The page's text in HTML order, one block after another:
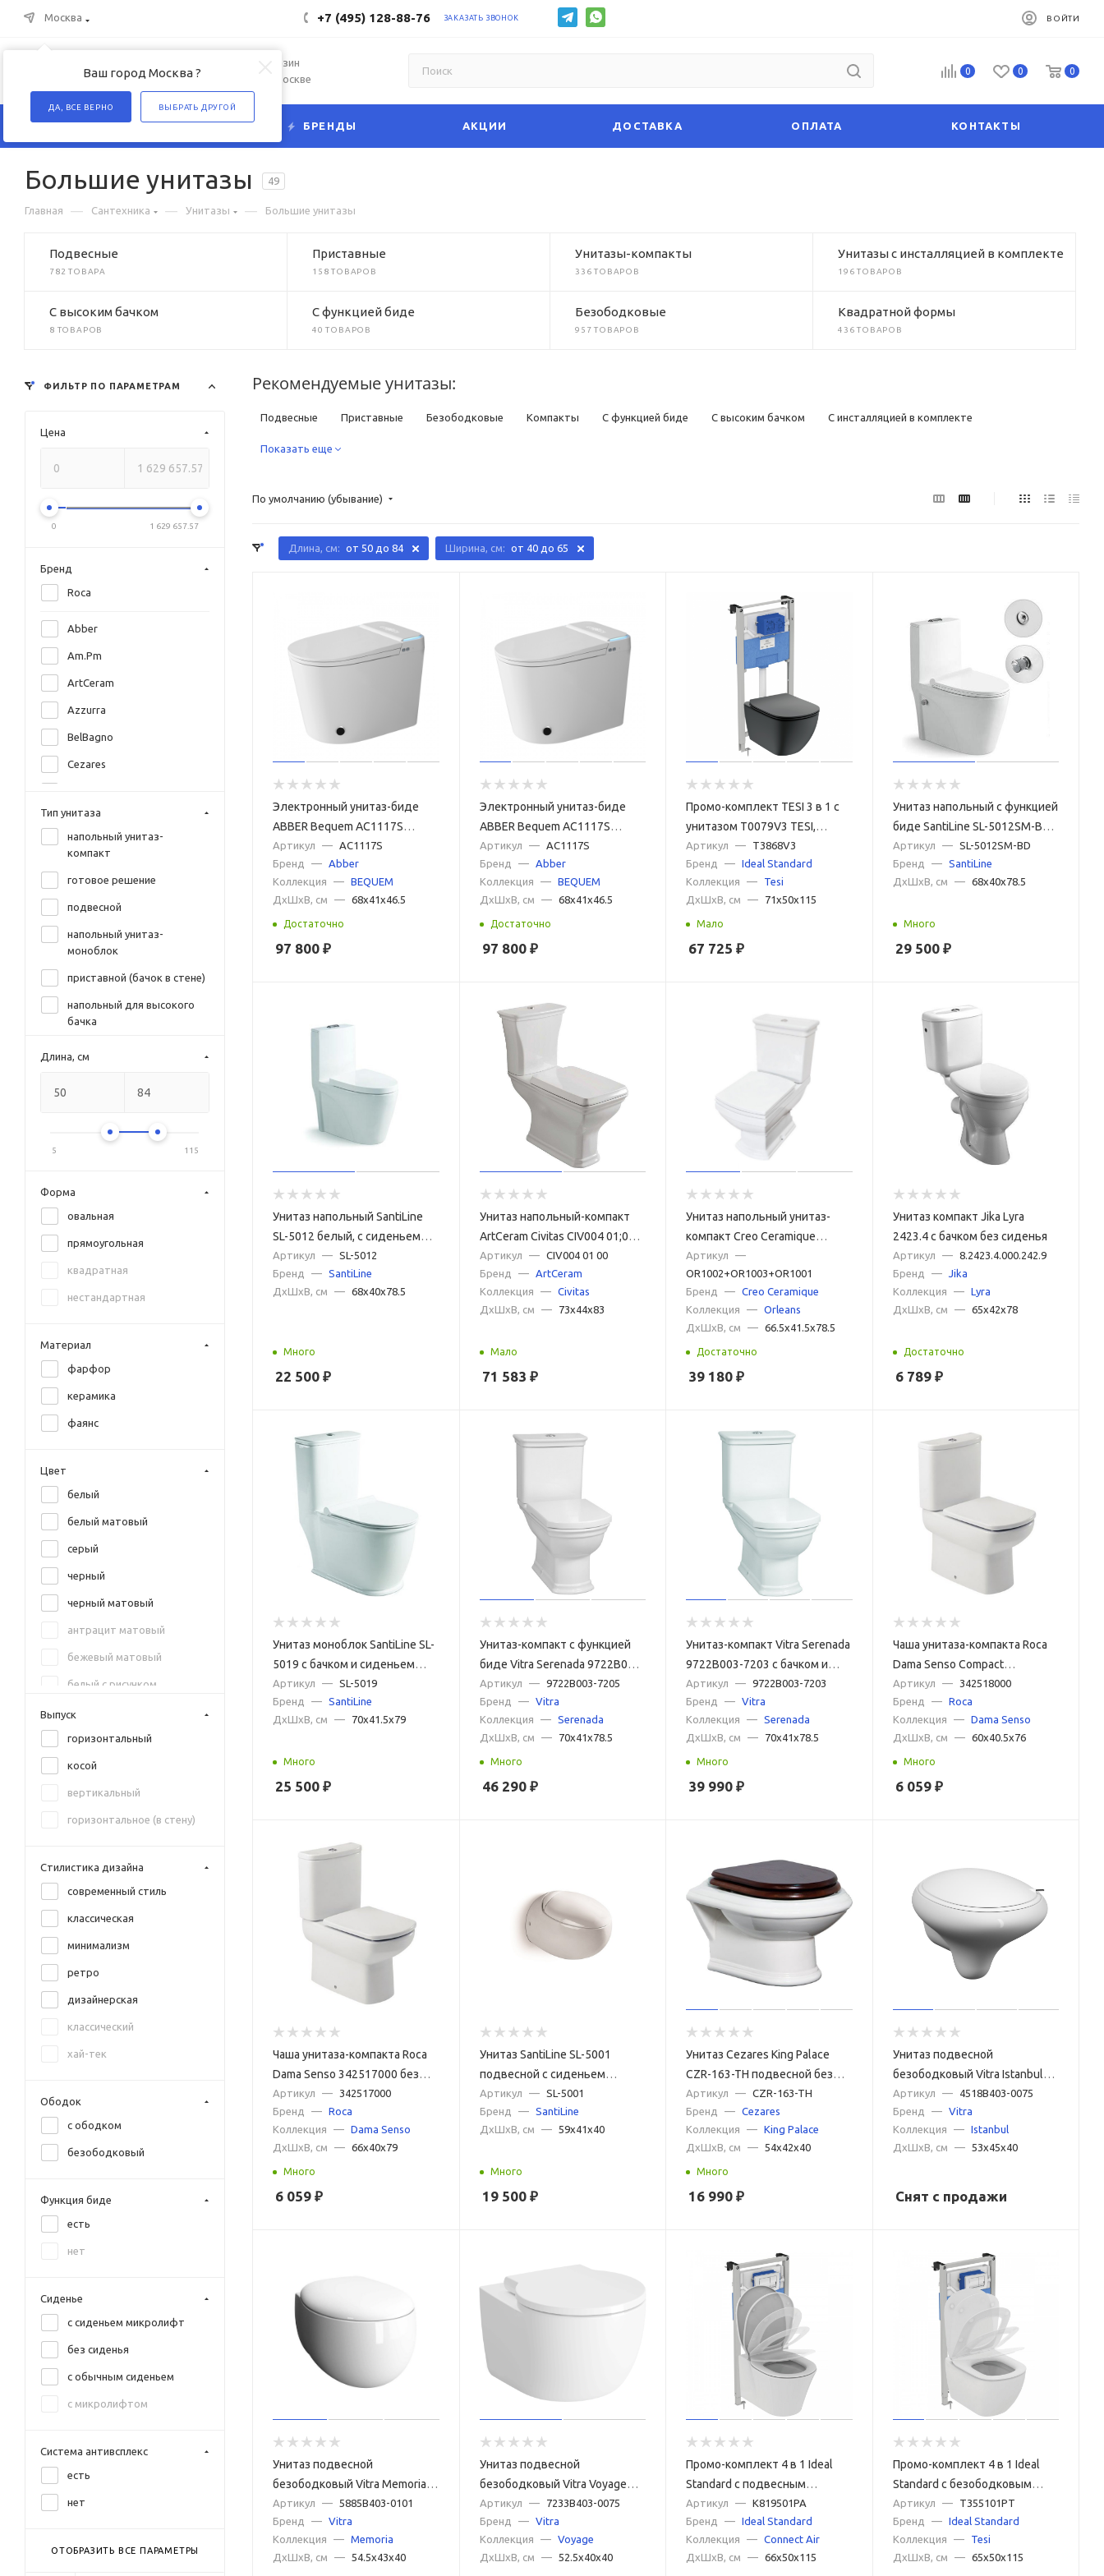
Москва
Ваш город Москва ?
ДА, ВСЕ ВЕРНО ВЫБРАТЬ ДРУГОЙ
+7 (495) 128-88-76 ЗАКАЗАТЬ ЗВОНОК ВОЙТИ
Интернет-магазин
сантехники в Москве
0 0 0
КАТАЛОГ БРЕНДЫ АКЦИИ ДОСТАВКА ОПЛАТА КОНТАКТЫ
Большие унитазы 49
Главная — Сантехника — Унитазы — Большие унитазы
Подвесные
782 ТОВАРА
Приставные
158 ТОВАРОВ
Унитазы-компакты
336 ТОВАРОВ
Унитазы с инсталляцией в комплекте
196 ТОВАРОВ
C высоким бачком
8 ТОВАРОВ
C функцией биде
40 ТОВАРОВ
Безободковые
957 ТОВАРОВ
Квадратной формы
436 ТОВАРОВ
Рекомендуемые унитазы:
Подвесные Приставные Безободковые Компакты С функцией биде С высоким бачком С инсталляцией в комплекте
Квадратные
Классические Ретро Современные Напольные
Угловые Без бачка
Электронные с функцией биде Напольные с бачком Высотой 50 см С косым выпуском и антивсплеском
Немецкие Итальянские Российские Турецкие
Показать еще
По умолчанию (убывание)
Длина, см: от 50 до 84 Ширина, см: от 40 до 65
Электронный унитаз-биде
ABBER Bequem AC1117S
приставной белый
Артикул —
AC1117S
Бренд
—
Abber
Коллекция
— BEQUEM
ДxШxВ, см
— 68x41x46.5
Достаточно
97 800 ₽
Электронный унитаз-биде
ABBER Bequem AC1117S
приставной белый
Артикул —
AC1117S
Бренд
—
Abber
Коллекция
—
BEQUEM
ДxШxВ, см
— 68x41x46.5
Достаточно
97 800₽
Промо-комплект TESI 3 в 1 с
унитазом T0079V3 TESI,
сиденьем и крышкой T3527V3
TESI и инсталляцией R020467
PROSYS 120 M
Артикул —
T3868V3
Бренд
— Ideal Standard
Коллекция
—
Tesi
ДxШxВ, см
— 71x50x115
Мало
67 725 ₽
Унитаз напольный с функцией
биде SantiLine SL-5012SM-BD
белый, с сиденьем
микролифт
Артикул —
SL-5012SM-BD
Бренд
—
SantiLine
ДxШxВ, см
— 68x40x78.5
Много
29 500₽
Унитаз напольный SantiLine
SL-5012 белый, с сиденьем
микролифт
Артикул — SL-5012
Бренд
— SantiLine
ДxШxВ, см
— 68x40x78.5
Много
22 500 ₽
Унитаз напольный-компакт
ArtCeram Civitas CIV004 01;00
белый, без сиденья
Артикул —
CIV004 01 00
Бренд
—
ArtCeram
Коллекция
—
Civitas
ДxШxВ, см
— 73x44x83
Мало
71 583 ₽
Унитаз напольный унитаз-
компакт Creo Ceramique
Orleans
OR1002+OR1003+OR1001
белый
Артикул
—
OR1002+OR1003+OR1001
Бренд
— Creo Ceramique
Коллекция
— Orleans
ДxШxВ, см
— 66.5x41.5x78.5
Достаточно
39 180 ₽
Унитаз компакт Jika Lyra
2423.4 с бачком без сиденья
Артикул —
8.2423.4.000.242.9
Бренд
—
Jika
Коллекция
—
Lyra
ДxШxВ, см
— 65x42x78
Достаточно
6 789₽
Унитаз моноблок SantiLine SL-
5019 с бачком и сиденьем
Микролифт
Артикул — SL-5019
Бренд
— SantiLine
ДxШxВ, см
— 70x41.5x79
Много
25 500 ₽
Унитаз-компакт с функцией
биде Vitra Serenada 9722B003-
7205 с бачком и сиденьем
микролифт
Артикул —
9722B003-7205
Бренд
—
Vitra
Коллекция
—
Serenada
ДxШxВ, см
— 70x41x78.5
Много
46 290₽
Унитаз-компакт Vitra Serenada
9722B003-7203 с бачком и
сиденьем микролифт
Артикул — 9722B003-7203
Бренд
— Vitra
Коллекция
— Serenada
ДxШxВ, см
— 70x41x78.5
Много
39 990 ₽
Чаша унитаза-компакта Roca
Dama Senso Compact
342518000 без бачка и
сиденья
Артикул —
342518000
Бренд
—
Roca
Коллекция
—
Dama Senso
ДxШxВ, см
— 60x40.5x76
Много
6 059₽
Чаша унитаза-компакта Roca
Dama Senso 342517000 без
бачка и сиденья
Артикул —
342517000
Бренд
— Roca
Коллекция
— Dama Senso
ДxШxВ, см
— 66x40x79
Много
6 059 ₽
Унитаз SantiLine SL-5001
подвесной с сиденьем
Микролифт
Артикул —
SL-5001
Бренд
—
SantiLine
ДxШxВ, см
— 59x41x40
Много
19 500₽
Унитаз Cezares King Palace
CZR-163-TH подвесной без
сиденья
Артикул — CZR-163-TH
Бренд
— Cezares
Коллекция
— King Palace
ДxШxВ, см
— 54x42x40
Много
16 990 ₽
Унитаз подвесной
безободковый Vitra Istanbul
4518B403-0075 белый, без
сиденья
Артикул —
4518B403-0075
Бренд
—
Vitra
Коллекция
—
Istanbul
ДxШxВ, см
— 53x45x40
Снят с продажи
Унитаз подвесной
безободковый Vitra Memoria
5885B403-0101 белый, без
сиденья
Артикул —
5885B403-0101
Бренд
— Vitra
Коллекция
— Memoria
ДxШxВ, см
— 54.5x43x40
Унитаз подвесной
безободковый Vitra Voyage
7233B403-0075 белый, без
сиденья
Артикул —
7233B403-0075
Бренд
—
Vitra
Коллекция
—
Voyage
ДxШxВ, см
— 52.5x40x40
Промо-комплект 4 в 1 Ideal
Standard с подвесным
унитазом K819501 CONNECT
AIR RIMLESS с сиденьем и
крышкой E036801 CONNECT
AIR, встраиваемой
Артикул — K819501PA
Бренд
— Ideal Standard
Коллекция
— Connect Air
ДxШxВ, см
— 66x50x115
Промо-комплект 4 в 1 Ideal
Standard с безободковым
подвесным унитазом
T355101 TESI Rimless с
сиденьем и крышкой T352701
TESI , встраиваемой
Артикул —
T355101PT
Бренд
—
Ideal Standard
Коллекция
—
Tesi
ДxШxВ, см
— 65x50x115
ФИЛЬТР ПО ПАРАМЕТРАМ
Цена
0 1 629 657.57
Бренд
Jacob Delafon
Roca
Abber
Am.Pm
AQUAme
Aquatek
ArtCeram
Azzurra
BelBagno
Ceramica Nova
Cezares
Geberit
Globo
Grohe
Grossman
Ideal Standard
Pestan
Point
Ravak
Sanita
Sanita Luxe
Santek
Simas
TECE
Terminus
TOTO
Villeroy & Boch
Vincea
Тип унитаза
напольный унитаз-
компакт
готовое решение
подвесной
напольный унитаз-
моноблок
приставной (бачок в стене)
напольный для высокого
бачка
Длина, см
5 115
Форма
овальная
прямоугольная
квадратная
нестандартная
Материал
фарфор
керамика
фаянс
Цвет
белый
белый матовый
серый
черный
черный матовый
антрацит матовый
бежевый матовый
белый с рисунком
берый матовый
голубой матовый
графит
графит матовый
желтый
зеленый матовый
оранжевый
розовый
серый мрамор
синий
синий матовый
Выпуск
горизонтальный
косой
вертикальный
горизонтальное (в стену)
Стилистика дизайна
современный стиль
классическая
минимализм
ретро
дизайнерская
классический
хай-тек
Ободок
с ободком
безободковый
Функция биде
есть
нет
Сиденье
с сиденьем микролифт
без сиденья
с обычным сиденьем
с микролифтом
Система антивсплекс
есть
нет
ОТОБРАЗИТЬ ВСЕ ПАРАМЕТРЫ